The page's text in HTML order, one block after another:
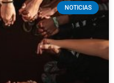
NOTICIAS